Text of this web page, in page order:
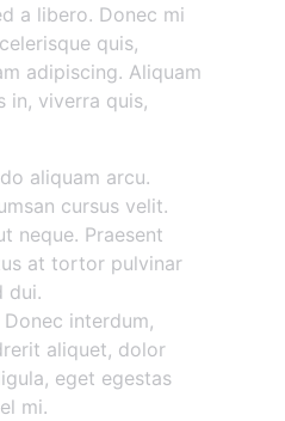
a libero. Donec mi
quis,
adipiscing. Aliquam
in, viverra quis,
aliquam arcu.
cursus velit.
neque. Praesent
at tortor pulvinar
dui.
interdum,
aliquet, dolor
eget egestas
mi.